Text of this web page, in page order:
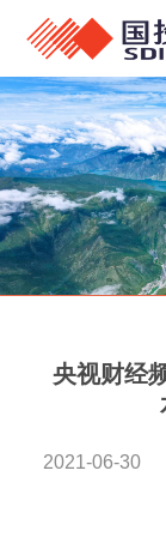
央视财经
2021-06-30